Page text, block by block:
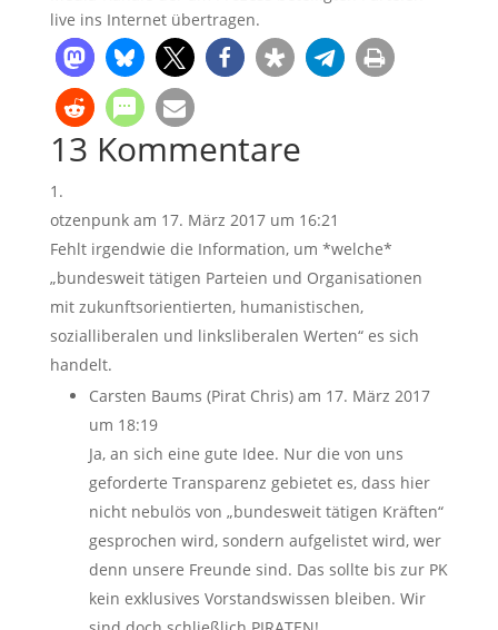
live ins Internet übertragen.
13 Kommentare
otzenpunk am 17. März 2017 um 16:21
Fehlt irgendwie die Information, um *welche*
„bundesweit tätigen Parteien und Organisationen
mit zukunftsorientierten, humanistischen,
sozialliberalen und linksliberalen Werten“ es sich
handelt.
Carsten Baums (Pirat Chris) am 17. März 2017
um 18:19
Ja, an sich eine gute Idee. Nur die von uns
geforderte Transparenz gebietet es, dass hier
nicht nebulös von „bundesweit tätigen Kräften“
gesprochen wird, sondern aufgelistet wird, wer
denn unsere Freunde sind. Das sollte bis zur PK
kein exklusives Vorstandswissen bleiben. Wir